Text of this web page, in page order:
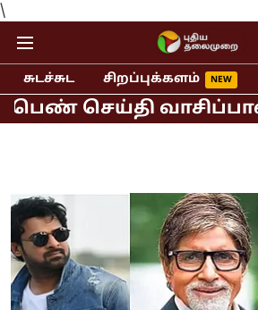
\
சுடச்சுட சிறப்புக்களம்
வாசிப்பாளர்